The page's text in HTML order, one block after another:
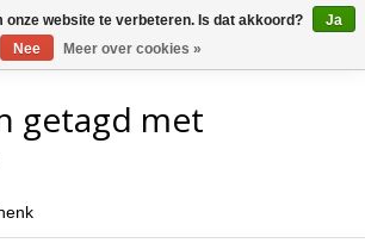
getagd met
onze website te verbeteren. Is dat akkoord?
Ja
Nee
Meer over cookies »